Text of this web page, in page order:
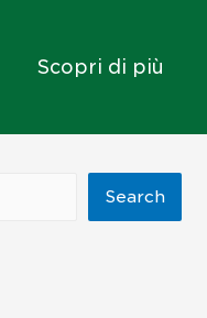
Scopri di più
Search